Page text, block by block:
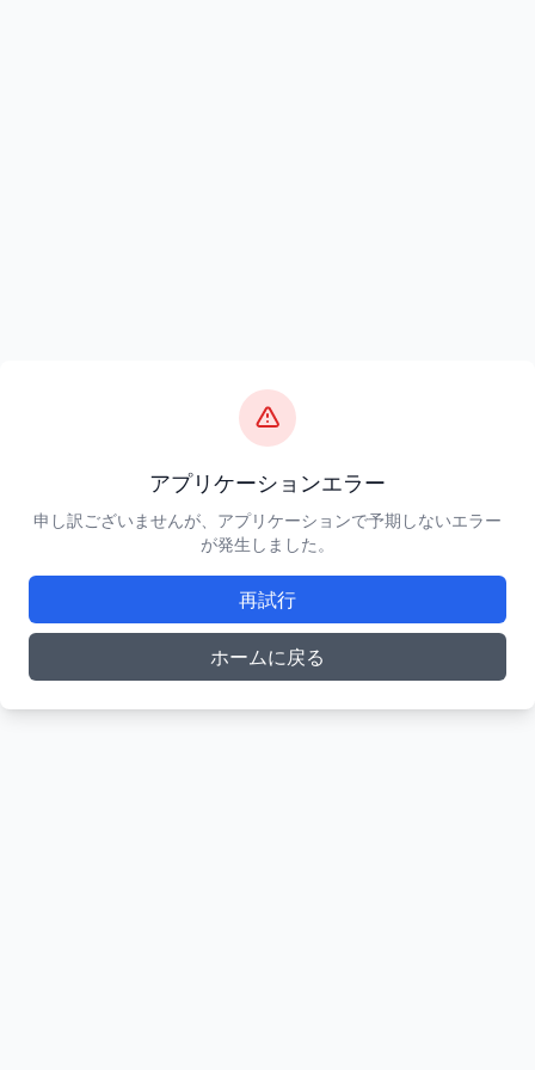
アプリケーションエラー
申し訳ございませんが、アプリケーションで予期しないエラー
が発生しました。
再試行
ホームに戻る